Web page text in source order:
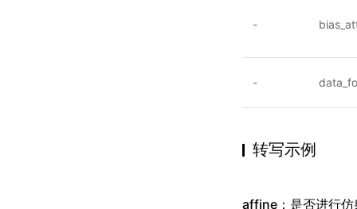
-
-
转写示例
affine：是否进行仿